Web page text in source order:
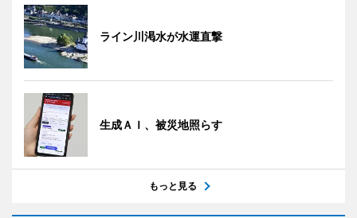
ライン川渇水が水運直撃
生成ＡＩ、被災地照らす
もっと見る